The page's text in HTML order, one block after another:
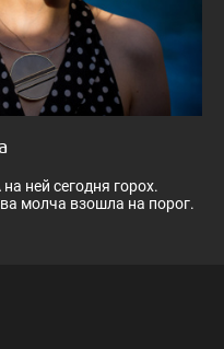
ней сегодня горох.
молча взошла на порог.